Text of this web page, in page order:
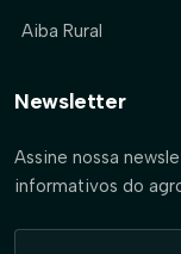
Aiba Rural
Newsletter
Assine nossa
informativos do